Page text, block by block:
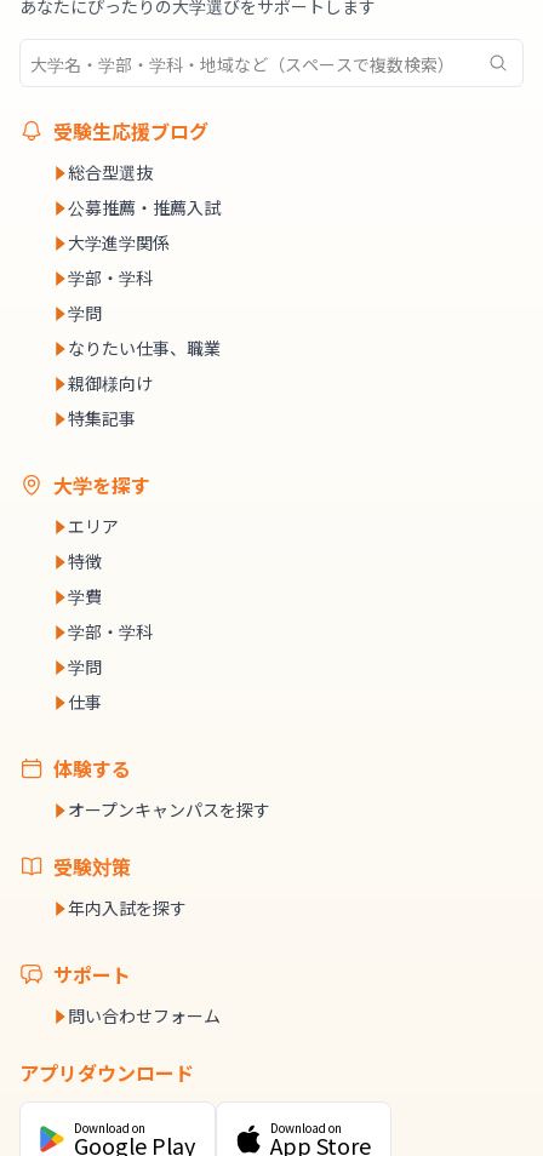
あなたにぴったりの大学選びをサポートします
受験生応援ブログ
総合型選抜
公募推薦・推薦入試
大学進学関係
学部・学科
学問
なりたい仕事、職業
親御様向け
特集記事
大学を探す
エリア
特徴
学費
学部・学科
学問
仕事
体験する
オープンキャンパスを探す
受験対策
年内入試を探す
サポート
問い合わせフォーム
アプリダウンロード
Download on
Google Play
Download on
App Store